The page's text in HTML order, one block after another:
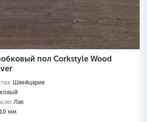
пол Corkstyle Wood
Швейцария
Лак
мм